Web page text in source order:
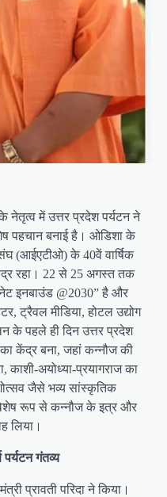
में उत्तर प्रदेश पर्यटन ने
पहचान बनाई है। ओडिशा के
(आईएटीओ) के 40वें वार्षिक
रहा। 22 से 25 अगस्त तक
इनबाउंड @2030” है और
ट्रैवल मीडिया, होटल उद्योग
के पहले ही दिन उत्तर प्रदेश
केंद्र बना, जहां कन्नौज की
काशी-अयोध्या-प्रयागराज का
जैसे भव्य सांस्कृतिक
रूप से कन्नौज के इत्र और
लिया।
पर्यटन गंतव्य
प्रावती परिदा ने किया।